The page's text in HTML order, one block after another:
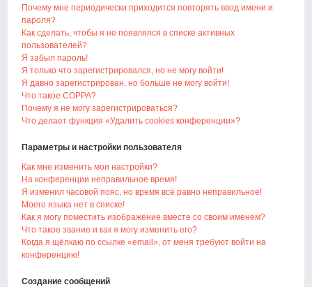
Почему мне периодически приходится повторять ввод имени и
пароля?
Как сделать, чтобы я не появлялся в списке активных
пользователей?
Я забыл пароль!
Я только что зарегистрировался, но не могу войти!
Я давно зарегистрирован, но больше не могу войти!
Что такое COPPA?
Почему я не могу зарегистрироваться?
Что делает функция «Удалить cookies конференции»?
Параметры и настройки пользователя
Как мне изменить мои настройки?
На конференции неправильное время!
Я изменил часовой пояс, но время всё равно неправильное!
Моего языка нет в списке!
Как я могу поместить изображение вместе со своим именем?
Что такое звание и как я могу изменить его?
Когда я щёлкаю по ссылке «email», от меня требуют войти на
конференцию!
Создание сообщений